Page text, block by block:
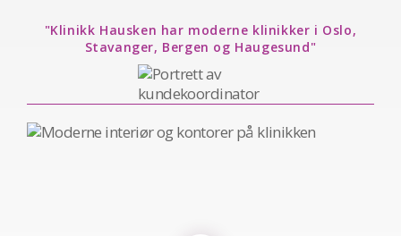
"Klinikk Hausken har moderne klinikker i Oslo,
Stavanger, Bergen og Haugesund"